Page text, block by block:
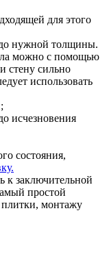
для этого
до нужной толщины.
можно с помощью
стену сильно
использовать
исчезновения
состояния,
к заключительной
простой
плитки, монтажу